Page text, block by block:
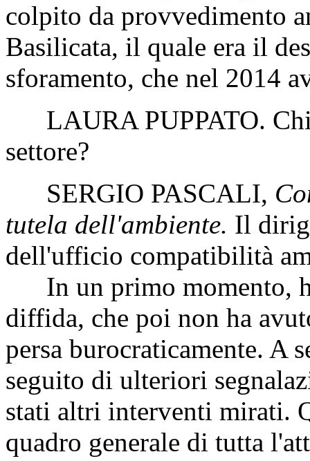
colpito da provvedimento
Basilicata, il quale era il
sforamento, che nel 2014
LAURA PUPPATO.
settore?
SERGIO PASCALI,
tutela dell'ambiente. Il
dell'ufficio compatibilità
In un primo momento,
diffida, che poi non ha
persa burocraticamente. A
seguito di ulteriori
stati altri interventi mirati.
quadro generale di tutta